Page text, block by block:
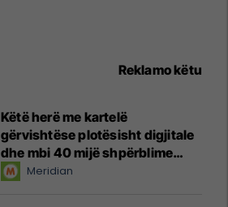
Reklamo këtu
Këtë herë me kartelë
gërvishtëse plotësisht digjitale
dhe mbi 40 mijë shpërblime
instant!Meridian